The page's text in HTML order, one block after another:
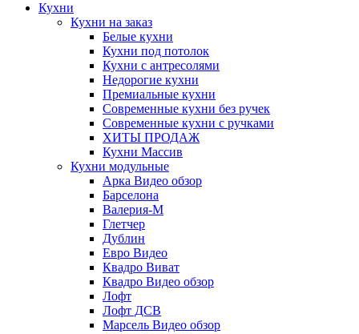
Кухни
Кухни на заказ
Белые кухни
Кухни под потолок
Кухни с антресолями
Недорогие кухни
Премиальные кухни
Современные кухни без ручек
Современные кухни с ручками
ХИТЫ ПРОДАЖ
Кухни Массив
Кухни модульные
Арка Видео обзор
Барселона
Валерия-М
Глетчер
Дублин
Евро Видео
Квадро Виват
Квадро Видео обзор
Лофт
Лофт ДСВ
Марсель Видео обзор